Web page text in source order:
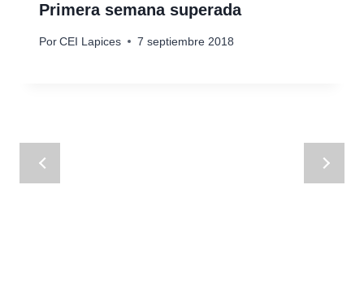
Primera semana superada
Por CEI Lapices 7 septiembre 2018